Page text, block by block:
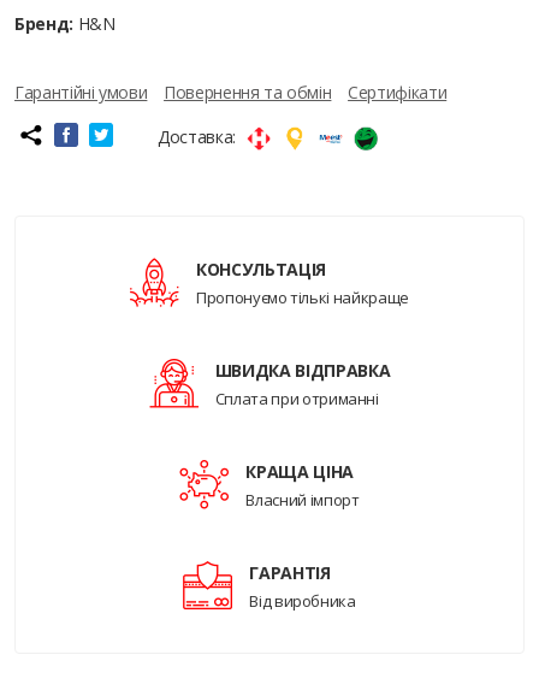
Бренд: H&N
Гарантійні умови Повернення та обмін
Сертифікати
Доставка:
КОНСУЛЬТАЦІЯ
Пропонуємо тількі найкраще
ШВИДКА ВІДПРАВКА
Сплата при отриманні
КРАЩА ЦІНА
Власний імпорт
ГАРАНТІЯ
Від виробника